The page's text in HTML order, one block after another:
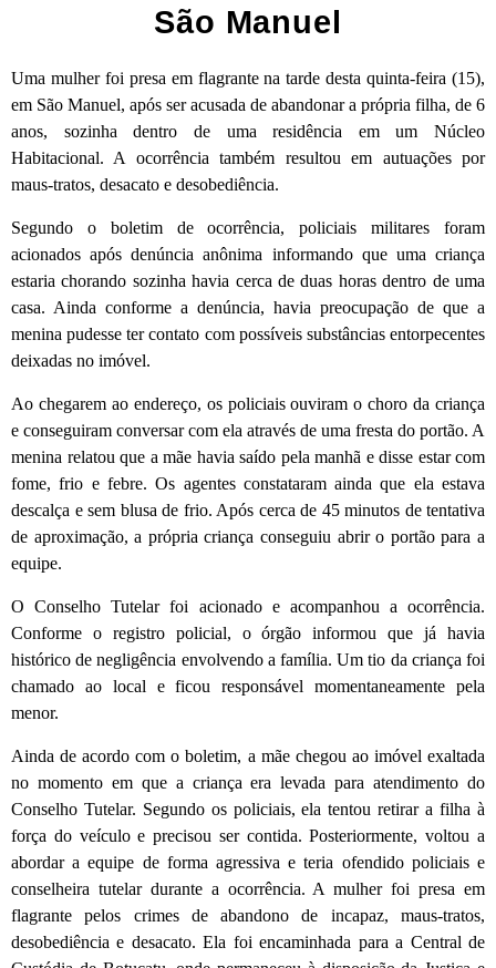
São Manuel
Uma mulher foi presa em flagrante na tarde desta quinta-feira (15),
em São Manuel, após ser acusada de abandonar a própria filha, de 6
anos, sozinha dentro de uma residência em um Núcleo
Habitacional. A ocorrência também resultou em autuações por
maus-tratos, desacato e desobediência.
Segundo o boletim de ocorrência, policiais militares foram
acionados após denúncia anônima informando que uma criança
estaria chorando sozinha havia cerca de duas horas dentro de uma
casa. Ainda conforme a denúncia, havia preocupação de que a
menina pudesse ter contato com possíveis substâncias entorpecentes
deixadas no imóvel.
Ao chegarem ao endereço, os policiais ouviram o choro da criança
e conseguiram conversar com ela através de uma fresta do portão. A
menina relatou que a mãe havia saído pela manhã e disse estar com
fome, frio e febre. Os agentes constataram ainda que ela estava
descalça e sem blusa de frio. Após cerca de 45 minutos de tentativa
de aproximação, a própria criança conseguiu abrir o portão para a
equipe.
O Conselho Tutelar foi acionado e acompanhou a ocorrência.
Conforme o registro policial, o órgão informou que já havia
histórico de negligência envolvendo a família. Um tio da criança foi
chamado ao local e ficou responsável momentaneamente pela
menor.
Ainda de acordo com o boletim, a mãe chegou ao imóvel exaltada
no momento em que a criança era levada para atendimento do
Conselho Tutelar. Segundo os policiais, ela tentou retirar a filha à
força do veículo e precisou ser contida. Posteriormente, voltou a
abordar a equipe de forma agressiva e teria ofendido policiais e
conselheira tutelar durante a ocorrência. A mulher foi presa em
flagrante pelos crimes de abandono de incapaz, maus-tratos,
desobediência e desacato. Ela foi encaminhada para a Central de